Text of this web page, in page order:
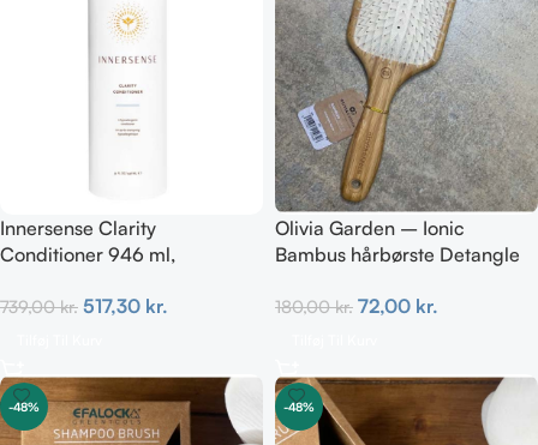
Innersense Clarity
Conditioner 946 ml,
free
739,00kr. 517,30 kr.
Olivia Garden – Ionic
Bambus hårbørste Detangle
180,00kr. 72,00 kr.
-48% -48%